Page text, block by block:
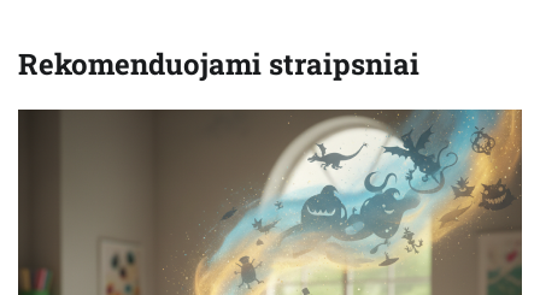
Rekomenduojami straipsniai